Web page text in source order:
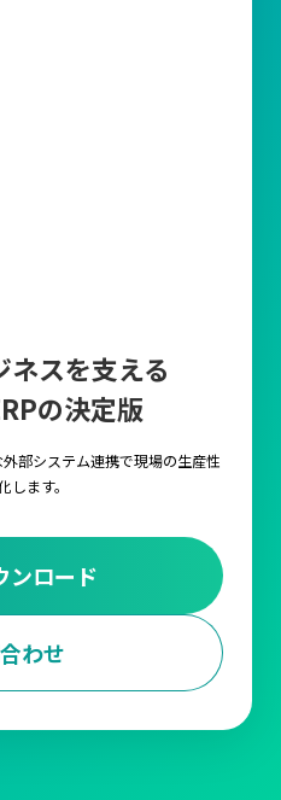
スを支える
の決定版
部システム連携で現場の生産性
します。
ンロード
わせ